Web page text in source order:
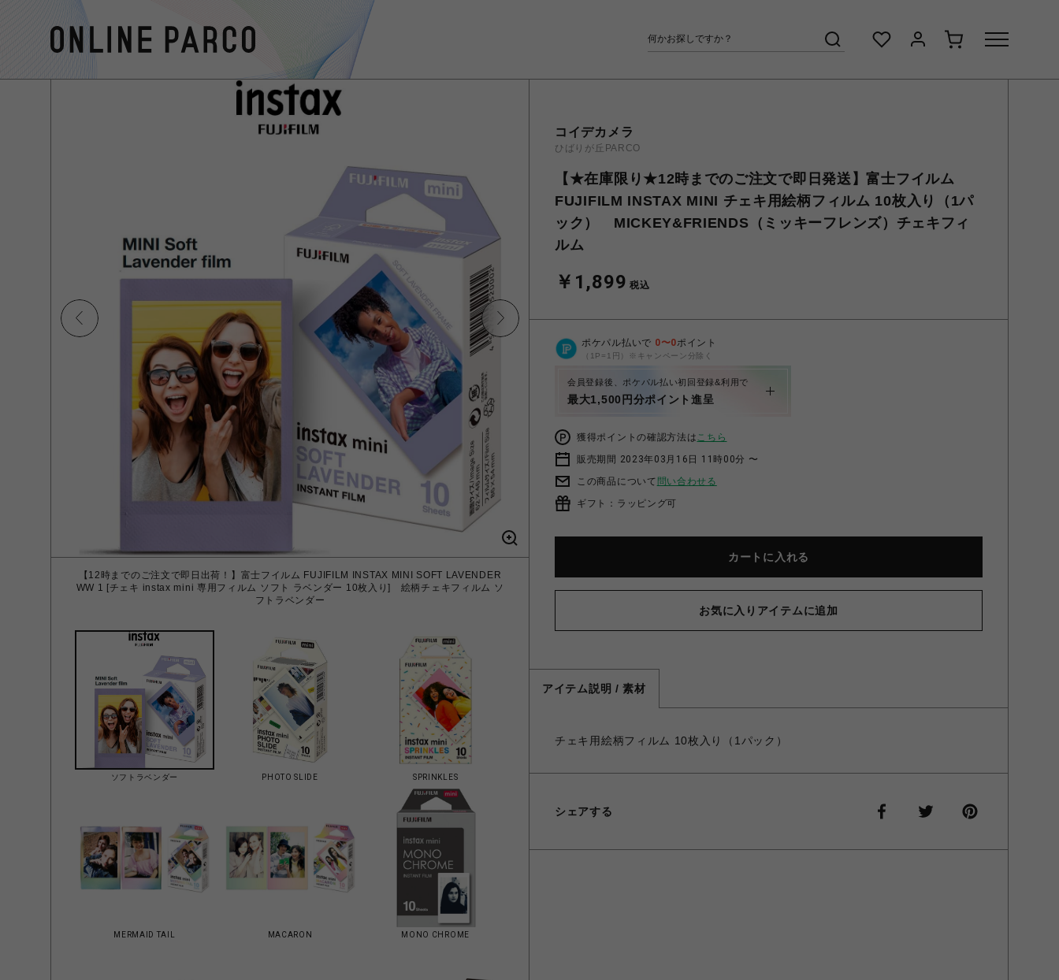
【12時までのご注文で即日出荷！】富士フイルム FUJIFILM INSTAX MINI SOFT LAVENDER
WW 1 [チェキ instax mini 専用フィルム ソフト ラベンダー 10枚入り] 絵柄チェキフィルム ソ
フトラベンダー
【12時までのご注文で即日出荷！】富士フイルム FUJIFILM INSTAX MINI チェキ用絵柄フィル
ム フォトスライド WW 1 [チェキ instax mini 専用フィルム PHOTO SLIDE 10枚入り]
ソフトラベンダー PHOTO SLIDE SPRINKLES
MERMAID TAIL MACARON MONO CHROME
コイデカメラ
ひばりが丘PARCO
【★在庫限り★12時までのご注文で即日発送】富士フイルム
FUJIFILM INSTAX MINI チェキ用絵柄フィルム 10枚入り（1パ
ック） MICKEY&FRIENDS（ミッキーフレンズ）チェキフィ
ルム
￥1,899 税込
ポケパル払いで 0〜0ポイント
（1P=1円）※キャンペーン分除く
会員登録後、ポケパル払い初回登録&利用で
最大1,500円分ポイント進呈
獲得ポイントの確認方法はこちら
販売期間 2023年03月16日 11時00分 〜
この商品について 問い合わせる
ギフト：ラッピング可
カートに入れる
お気に入りアイテムに追加
アイテム説明 / 素材
チェキ用絵柄フィルム 10枚入り（1パック）
シェアする